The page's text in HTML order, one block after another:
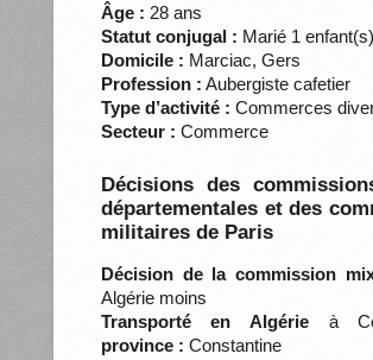
Âge : 28 ans
Statut conjugal : Marié 1 enfant(s)
Domicile : Marciac, Gers
Profession : Aubergiste cafetier
Type d’activité : Commerces
Secteur : Commerce
Décisions des
départementales et des
militaires de Paris
Décision de la commission
Algérie moins
Transporté en Algérie à
province : Constantine